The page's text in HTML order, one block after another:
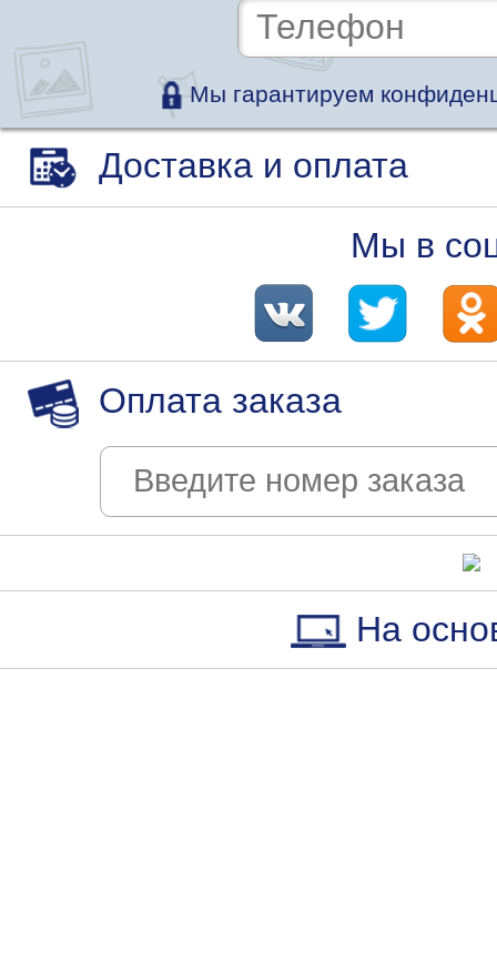
Мы гарантируем
Доставка и оплата
Мы в
Оплата заказа
На